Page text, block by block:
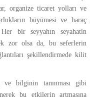
organize ticaret yolları ve
büyümesi ve haraç
bir seyyahın seyahatin
zor olsa da, bu seferlerin
şekillendirmede kilit
ve bilginin tanınması gibi
bu etkilerin artmasına